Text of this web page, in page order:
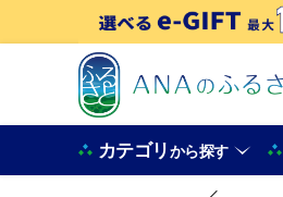
カテゴリから探す